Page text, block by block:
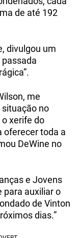
de até 192
divulgou um
me
no
xerife do
oferecer toda a
DeWine no
e Jovens
para auxiliar o
de Vinton
dias.”